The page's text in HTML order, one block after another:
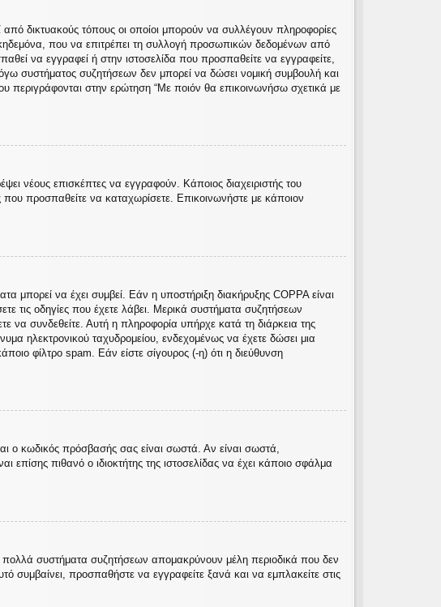
δικτυακούς τόπους οι οποίοι μπορούν να συλλέγουν πληροφορίες
που να επιτρέπει τη συλλογή προσωπικών δεδομένων από
να εγγραφεί ή στην ιστοσελίδα που προσπαθείτε να εγγραφείτε,
συστήματος συζητήσεων δεν μπορεί να δώσει νομική συμβουλή και
περιγράφονται στην ερώτηση “Με ποιόν θα επικοινωνήσω σχετικά με
νέους επισκέπτες να εγγραφούν. Κάποιος διαχειριστής του
προσπαθείτε να καταχωρίσετε. Επικοινωνήστε με κάποιον
να έχει συμβεί. Εάν η υποστήριξη διακήρυξης COPPA είναι
τις οδηγίες που έχετε λάβει. Μερικά συστήματα συζητήσεων
να συνδεθείτε. Αυτή η πληροφορία υπήρχε κατά τη διάρκεια της
ηλεκτρονικού ταχυδρομείου, ενδεχομένως να έχετε δώσει μια
φίλτρο spam. Εάν είστε σίγουρος (-η) ότι η διεύθυνση
ο κωδικός πρόσβασής σας είναι σωστά. Αν είναι σωστά,
επίσης πιθανό ο ιδιοκτήτης της ιστοσελίδας να έχει κάποιο σφάλμα
πολλά συστήματα συζητήσεων απομακρύνουν μέλη περιοδικά που δεν
συμβαίνει, προσπαθήστε να εγγραφείτε ξανά και να εμπλακείτε στις